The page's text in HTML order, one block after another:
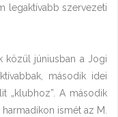
legaktívabb szervezeti
közül júniusban a Jogi
második idei
„klubhoz”. A második
ismét az M.